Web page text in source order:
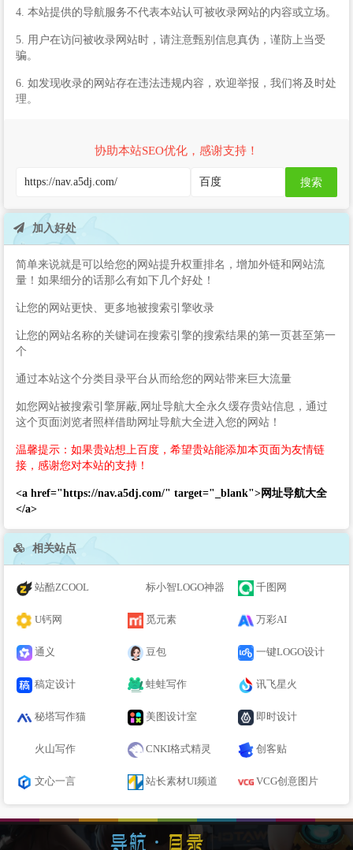
4. 本站提供的导航服务不代表本站认可被收录网站的内容或立场。
5. 用户在访问被收录网站时，请注意甄别信息真伪，谨防上当受
骗。
6. 如发现收录的网站存在违法违规内容，欢迎举报，我们将及时处
理。
协助本站SEO优化，感谢支持！
搜索
加入好处
简单来说就是可以给您的网站提升权重排名，增加外链和网站流
量！如果细分的话那么有如下几个好处！
让您的网站更快、更多地被搜索引擎收录
让您的网站名称的关键词在搜索引擎的搜索结果的第一页甚至第一
个
通过本站这个分类目录平台从而给您的网站带来巨大流量
如您网站被搜索引擎屏蔽,网址导航大全永久缓存贵站信息，通过
这个页面浏览者照样借助网址导航大全进入您的网站！
温馨提示：如果贵站想上百度，希望贵站能添加本页面为友情链
接，感谢您对本站的支持！
<a href="https://nav.a5dj.com/" target="_blank">网址导航大全
</a>
相关站点
站酷ZCOOL 标小智LOGO神器 千图网
U钙网 觅元素 万彩AI
通义 豆包 一键LOGO设计
稿定设计 蛙蛙写作 讯飞星火
秘塔写作猫 美图设计室 即时设计
火山写作 CNKI格式精灵 创客贴
文心一言 站长素材UI频道 VCG创意图片